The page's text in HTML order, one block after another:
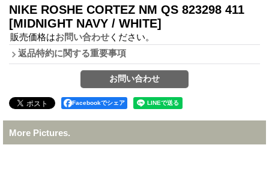
NIKE ROSHE CORTEZ NM QS 823298 411
[MIDNIGHT NAVY / WHITE]
販売価格はお問い合わせ ください。
返品特約に関する重要事項
Facebookでシェア
More Pictures.